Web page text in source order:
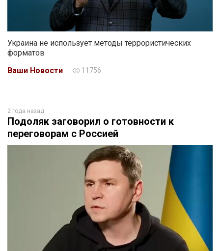
Украина не использует методы террористических
форматов
Ваши Новости
11756
2 года назад
Подоляк заговорил о готовности к
переговорам с Россией